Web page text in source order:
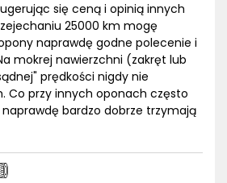
się ceną i opinią innych
25000 km mogę
naprawdę godne polecenie i
mokrej nawierzchni (zakręt lub
prędkości nigdy nie
Co przy innych oponach często
naprawdę bardzo dobrze trzymają